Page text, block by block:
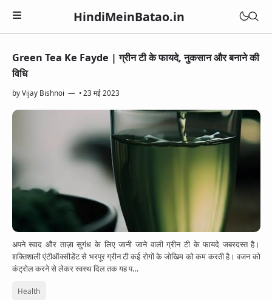
HindiMeinBatao.in
Artificial Intelligence
Computer
Google Assistant
BSNL
Health
Medical Courses
Daily Life Tips
General Knowledge
Bhakti
Social Media
WhatsApp
Instagram
Facebook
Green Tea Ke Fayde | ग्रीन टी के फायदे, नुकसान और बनाने की
विधि
byVijay Bishnoi •23 मई 2023
अपने स्वाद और ताज़ा सुगंध के लिए जानी जाने वाली ग्रीन टी के फायदे जबरदस्त है।
शक्तिशाली एंटीऑक्सीडेंट से भरपूर ग्रीन टी कई रोगों के जोखिम को कम करती है। वजन को
कंट्रोल करने से लेकर स्वस्थ दिल तक यह प…
Health